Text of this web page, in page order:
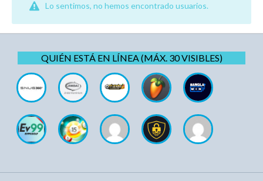
Lo sentimos, no hemos encontrado usuarios.
QUIÉN ESTÁ EN LÍNEA (MÁX. 30 VISIBLES)